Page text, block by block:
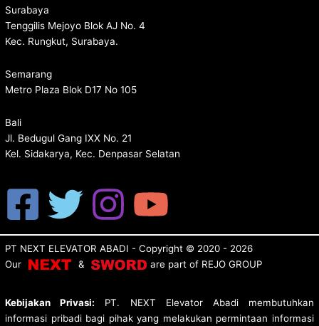
Surabaya
Tenggilis Mejoyo Blok AJ No. 4
Kec. Rungkut, Surabaya.
Semarang
Metro Plaza Blok D17 No 105
Bali
Jl. Bedugul Gang IXX No. 21
Kel. Sidakarya, Kec. Denpasar Selatan
PT NEXT ELEVATOR ABADI - Copyright © 2020 - 2026
Our
& are part of REJO GROUP
Kebijakan Privasi: PT. NEXT Elevator Abadi membutuhkan
informasi pribadi bagi pihak yang melakukan permintaan informasi